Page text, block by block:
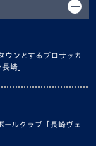
ウンとするプロサッカ
崎」
ールクラブ「長崎ヴェ